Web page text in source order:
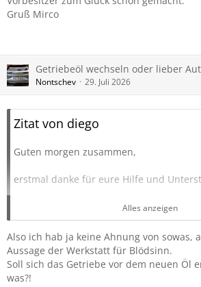
Gruß Mirco
Getriebeöl wechseln oder lieber
Nontschev 29. Juli 2026
Zitat von diego
Guten morgen zusammen,
erstmal danke für eure Hilfe und
Wir fahren nächste Woche in den Urlaub
Weg). Nach dem Urlaub werde ich
Renault Werkstatt gehen und dort mal
Getriebeölwechsel anfragen bzw. sehen
Btw: 640 Euro für Getriebeölwechsel -
Alles anzeigen
Also ich hab ja keine Ahnung von sowas,
Aussage der Werkstatt für Blödsinn.
Soll sich das Getriebe vor dem neuen Öl
was?!